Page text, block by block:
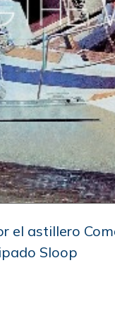
el astillero
Sloop